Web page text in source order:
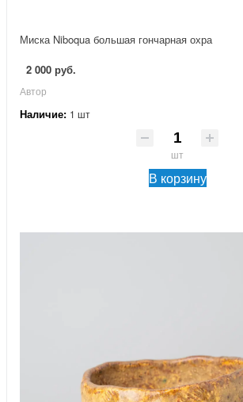
Миска Niboqua большая гончарная охра
2 000 руб.
Автор
Наличие: 1 шт
шт
В корзину